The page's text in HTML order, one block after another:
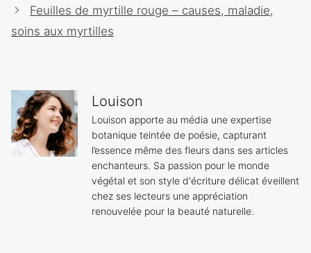
Feuilles de myrtille rouge – causes, maladie,
soins aux myrtilles
Louison
Louison apporte au média une expertise
botanique teintée de poésie, capturant
l’essence même des fleurs dans ses articles
enchanteurs. Sa passion pour le monde
végétal et son style d'écriture délicat éveillent
chez ses lecteurs une appréciation
renouvelée pour la beauté naturelle.